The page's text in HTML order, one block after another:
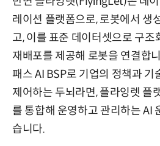
레이션 플랫폼으로, 로봇에서 생
고, 이를 표준 데이터셋으로 구조
재배포를 제공해 로봇을 연결합
패스 AI BSP로 기업의 정책과 기
제어하는 두뇌라면, 플라잉렛 플
를 통합해 운영하고 관리하는 AI
습니다.